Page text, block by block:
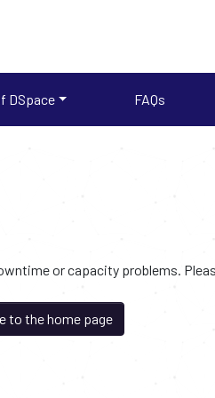
DSpace FAQs
or capacity problems.
to the home page